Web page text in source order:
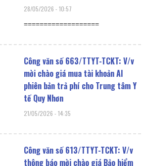
28/05/2026 10:57
===================
Công văn số 663/TTYT-TCKT: V/v
mời chào giá mua tài khoản AI
phiên bản trả phí cho Trung tâm Y
tế Quy Nhơn
21/05/2026 14:35
Công văn số 613/TTYT-TCKT: V/v
thông báo mời chào giá Bảo hiểm